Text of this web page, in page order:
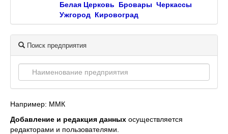
Белая Церковь
Бровары Черкассы
Ужгород Кировоград
Поиск предприятия
Например: ММК
Добавление и редакция данных осуществляется
редакторами и пользователями.